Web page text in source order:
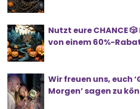
Nutzt eure CHANCE
von einem 60%-
Wir freuen uns, euch
Morgen’ sagen zu